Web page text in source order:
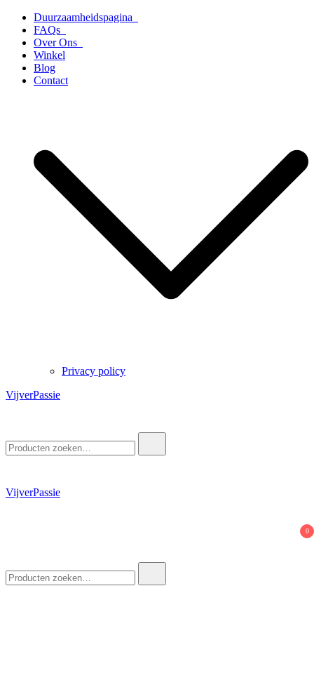
naar
inhoud
Duurzaamheidspagina
FAQs
Over Ons
Winkel
Blog
Contact
Privacy policy
VijverPassie
naar:
VijverPassie
0
naar: